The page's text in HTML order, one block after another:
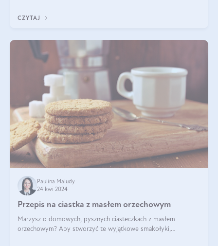
CZYTAJ
Paulina Maludy
24 kwi 2024
Przepis na ciastka z masłem orzechowym
Marzysz o domowych, pysznych ciasteczkach z masłem
orzechowym? Aby stworzyć te wyjątkowe smakołyki,